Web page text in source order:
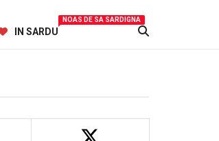
IN SARDU
NOAS DE SA SARDIGNA